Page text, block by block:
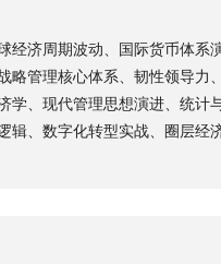
经济周期波动、国际货币体
略管理核心体系、韧性领导
学、现代管理思想演进、统
辑、数字化转型实战、圈层